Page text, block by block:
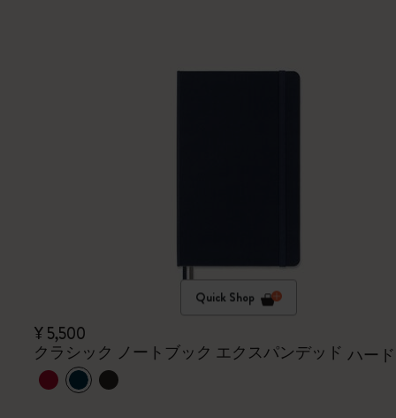
Quick Shop
¥ 5,500
クラシック ノートブック エクスパンデッド ハー